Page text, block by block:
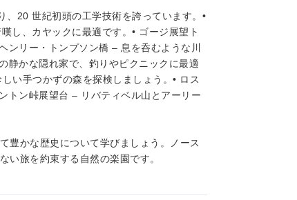
、20 世紀初頭の工学技術を誇っています。•
し、カヤックに最適です。• ゴージ展望ト
ンリー・トンプソン橋 – 息を呑むような川
静かな隠れ家で、釣りやピクニックに最適
い手つかずの森を探検しましょう。• ロス
トン峠展望台 – リバティベル山とアーリー
豊かな歴史について学びましょう。ノース
い旅を約束する自然の楽園です。